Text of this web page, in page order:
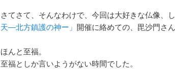
さてさて、そんなわけで、今回は大好きな仏像、
天―北方鎮護の神ー」 開催に絡めての、毘沙門さ
ほんと至福。
至福としか言いようがない時間でした。